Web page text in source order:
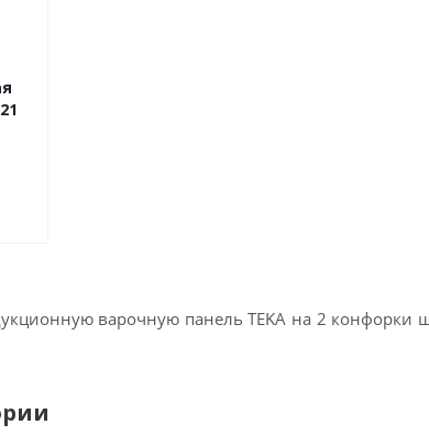
варочную панель TEKA на 2